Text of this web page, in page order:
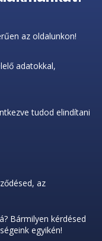
az oldalunkon!
adatokkal,
tudod elindítani
az
Bármilyen kérdésed
egyikén!